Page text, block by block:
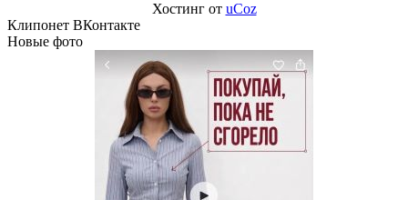
Хостинг от uCoz
Клипонет ВКонтакте
Новые фото